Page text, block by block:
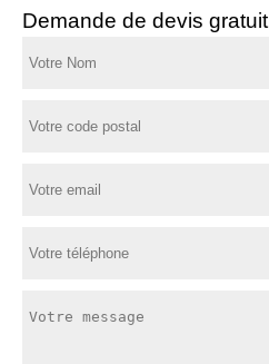
Demande de devis gratuit